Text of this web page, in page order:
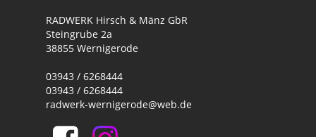
RADWERK Hirsch & Mänz GbR
Steingrube 2a
38855 Wernigerode
03943 / 6268444
03943 / 6268444
radwerk-wernigerode@web.de